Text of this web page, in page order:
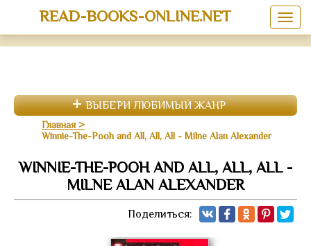
READ-BOOKS-ONLINE.NET
ВЫБЕРИ ЛЮБИМЫЙ ЖАНР
Главная
Winnie-The-Pooh and All, All, All - Milne Alan Alexander
WINNIE-THE-POOH AND ALL, ALL, ALL -
MILNE ALAN ALEXANDER
Поделиться: